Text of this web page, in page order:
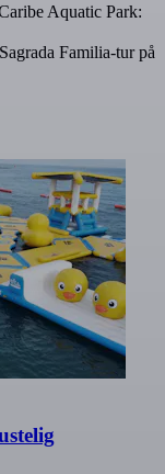
Aquatic Park:
Familia-tur på